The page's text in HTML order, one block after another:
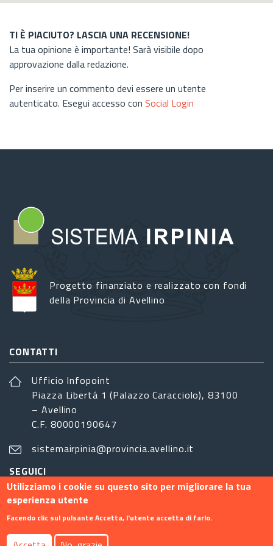
TI È PIACIUTO? LASCIA UNA RECENSIONE!
La tua opinione è importante! Sarà visibile dopo
approvazione dalla redazione.
Per inserire un commento devi essere un utente
autenticato. Esegui accesso con Social Login
Progetto finanziato e realizzato con fondi
della Provincia di Avellino
CONTATTI
Ufficio Infopoint
Piazza Libertá 1 (Palazzo Caracciolo), 83100
– Avellino
C.F. 80000190647
sistemairpinia@provincia.avellino.it
SEGUICI
Utilizziamo i cookie su questo sito per migliorare la tua
esperienza utente
Facendo clic sul pulsante Accetta, l'utente accetta di farlo.